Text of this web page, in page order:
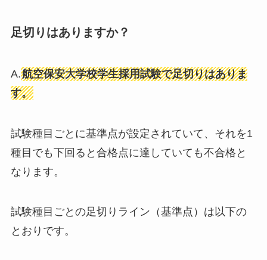
足切りはありますか？
A.航空保安大学校学生採用試験で足切りはありま
す。
試験種目ごとに基準点が設定されていて、それを1
種目でも下回ると合格点に達していても不合格と
なります。
試験種目ごとの足切りライン（基準点）は以下の
とおりです。